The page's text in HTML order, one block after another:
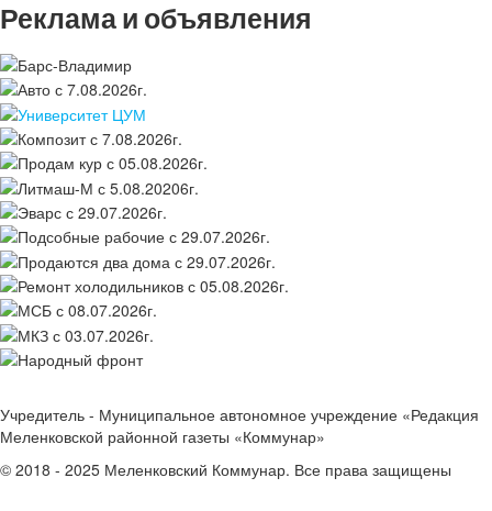
Реклама и объявления
Учредитель - Муниципальное автономное учреждение «Редакция
Меленковской районной газеты «Коммунар»
© 2018 - 2025 Меленковский Коммунар. Все права защищены